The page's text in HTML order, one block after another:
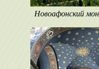
Новоафонский